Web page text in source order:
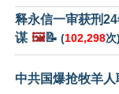
释永信一审获刑
谋 🖼️📝 (102,298次)
中共国爆抢牧羊